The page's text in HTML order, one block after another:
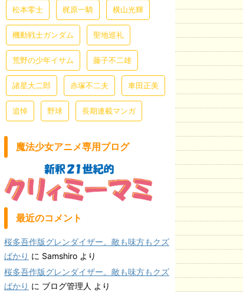
松本零士 梶原一騎 横山光輝
機動戦士ガンダム 聖地巡礼
荒野の少年イサム 藤子不二雄
諸星大二郎 赤塚不二夫 車田正美
追悼 野球 長期連載マンガ
魔法少女アニメ専用ブログ
最近のコメント
桜多吾作版グレンダイザー。敵も味方もクズ
ばかり に Samshiro より
桜多吾作版グレンダイザー。敵も味方もクズ
ばかり に ブログ管理人 より